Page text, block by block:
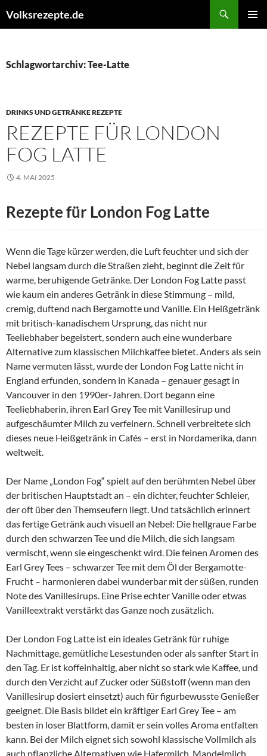
Inhalt
Volksrezepte.de
Schlagwortarchiv: Tee-Latte
DRINKS UND GETRÄNKE REZEPTE
REZEPTE FÜR LONDON
FOG LATTE
4. MAI 2025
Rezepte für London Fog Latte
Wenn die Tage kürzer werden, die Luft feuchter und sich der
Nebel langsam durch die Straßen zieht, beginnt die Zeit für
warme, beruhigende Getränke. Der London Fog Latte passt
wie kaum ein anderes Getränk in diese Stimmung – mild,
cremig, duftend nach Bergamotte und Vanille. Ein Heißgetränk
mit britisch-kanadischem Ursprung, das nicht nur
Teeliebhaber begeistert, sondern auch eine wunderbare
Alternative zum klassischen Milchkaffee bietet. Anders als sein
Name vermuten lässt, wurde der London Fog Latte nicht in
England erfunden, sondern in Kanada – genauer gesagt in
Vancouver in den 1990er-Jahren. Dort begann eine
Teeliebhaberin, ihren Earl Grey Tee mit Vanillesirup und
aufgeschäumter Milch zu verfeinern. Schnell verbreitete sich
dieses neue Heißgetränk in Cafés – erst in Nordamerika, dann
weltweit.
Der Name „London Fog“ spielt auf den berühmten Nebel über
der britischen Hauptstadt an – ein dichter, feuchter Schleier,
der oft über den Themseufern liegt. Und tatsächlich erinnert
das fertige Getränk auch visuell an Nebel: Die hellgraue Farbe
durch den schwarzen Tee und die Milch, die sich langsam
vermischt, wenn sie eingeschenkt wird. Die feinen Aromen des
Earl Grey Tees – schwarzer Tee mit dem Öl der Bergamotte-
Frucht – harmonieren dabei wunderbar mit der süßen, runden
Note des Vanillesirups. Eine Prise echter Vanille oder etwas
Vanilleextrakt verstärkt das Ganze noch zusätzlich.
Der London Fog Latte ist ein ideales Getränk für ruhige
Nachmittage, gemütliche Lesestunden oder als sanfter Start in
den Tag. Er ist koffeinhaltig, aber nicht so stark wie Kaffee, und
durch den Verzicht auf Zucker oder Süßstoff (wenn man den
Vanillesirup dosiert einsetzt) auch für figurbewusste Genießer
geeignet. Die Basis bildet ein kräftiger Earl Grey Tee – am
besten in loser Blattform, damit er sein volles Aroma entfalten
kann. Bei der Milch eignet sich sowohl klassische Vollmilch als
auch pflanzliche Alternativen wie Hafermilch, Mandelmilch